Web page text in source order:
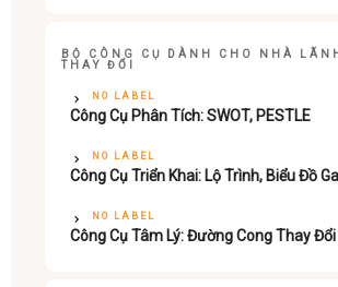
BỘ CÔNG CỤ DÀNH CHO NHÀ
THAY ĐỔI
NO LABEL
Công Cụ Phân Tích: SWOT, PESTLE
NO LABEL
Công Cụ Triển Khai: Lộ Trình, Biểu Đồ
NO LABEL
Công Cụ Tâm Lý: Đường Cong Thay Đổi